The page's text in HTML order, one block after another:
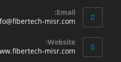
Email:
misr.com
Website:
misr.com